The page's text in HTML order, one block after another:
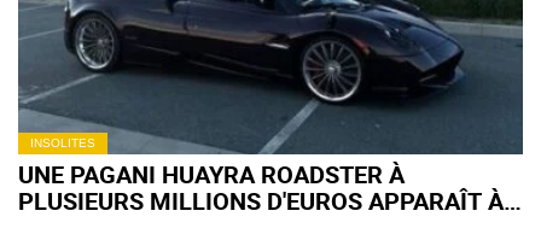
INSOLITES
UNE PAGANI HUAYRA ROADSTER À
PLUSIEURS MILLIONS D'EUROS APPARAÎT À